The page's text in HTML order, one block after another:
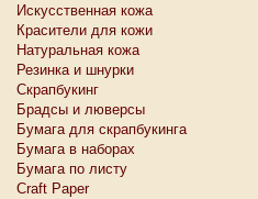
Искусственная кожа
Красители для кожи
Натуральная кожа
Резинка и шнурки
Скрапбукинг
Брадсы и люверсы
Бумага для скрапбукинга
Бумага в наборах
Бумага по листу
Craft Paper